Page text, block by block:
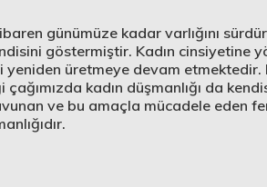
günümüze kadar varlığını
göstermiştir. Kadın cinsiyetine
üretmeye devam etmektedir.
kadın düşmanlığı da
ve bu amaçla mücadele eden